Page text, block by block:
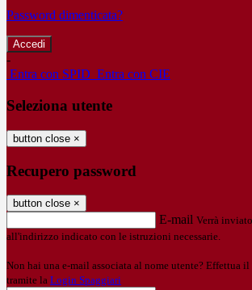
Password dimenticata?
-
Entra con SPID Entra con CIE
Seleziona utente
button close ×
Recupero password
button close ×
E-mail Verrà
all'indirizzo indicato con le istruzioni necessarie.
Non hai una e-mail associata al nome utente? Effettua il
tramite la Login Spaggiari